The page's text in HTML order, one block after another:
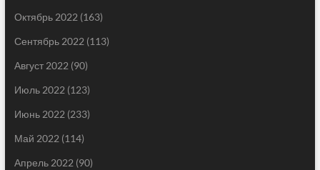
Октябрь 2022 (163)
Сентябрь 2022 (113)
Август 2022 (90)
Июль 2022 (123)
Июнь 2022 (233)
Май 2022 (114)
Апрель 2022 (90)